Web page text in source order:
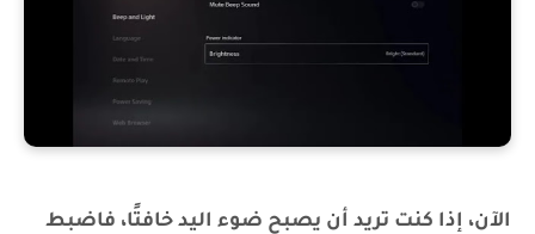
الآن، إذا كنت تريد أن يصبح ضوء اليد خافتًا، فاضبط